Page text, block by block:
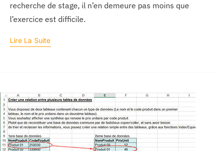
recherche de stage, il n’en demeure pas moins que
l’exercice est difficile.
Lire La Suite